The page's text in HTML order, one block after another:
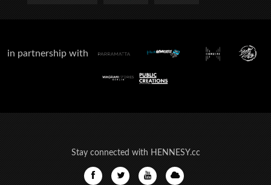
in partnership with
Stay connected with HENNESY.cc